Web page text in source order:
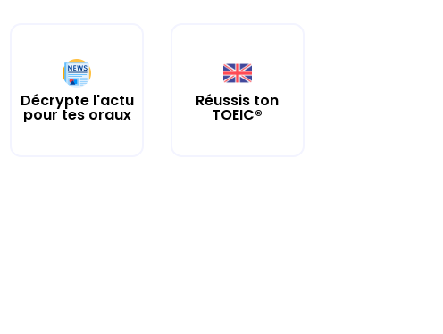
Décrypte l'actu
pour tes oraux
Réussis ton
TOEIC®